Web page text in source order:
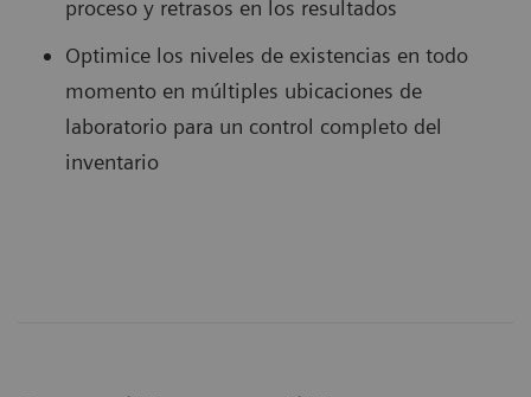
proceso y retrasos en los resultados
Optimice los niveles de existencias en todo
momento en múltiples ubicaciones de
laboratorio para un control completo del
inventario